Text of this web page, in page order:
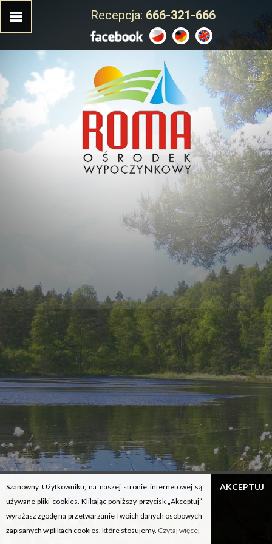
Recepcja: 666-321-666
Przedsiębiorstwo Turystyczne ROMAspółka z ograniczoną
odpowiedzialnością jest beneficjentem Subwencji Finansowej
udzielonej przez Polski Fundusz Rozwoju S.A. w ramach Tarczy finansowej
2.0 Polskiego Funduszu Rozwoju dla Mikro, Małych i Średnich Firm.
Copyright © Ośrodek Wczasowy ROMA © 2015
NOVEO INTERACTIVE OK INTERACTIVE
Szanowny Użytkowniku, na naszej stronie internetowej są
używane pliki cookies. Klikając poniższy przycisk „Akceptuj”
wyrażasz zgodę na przetwarzanie Twoich danych osobowych
zapisanych w plikach cookies, które stosujemy. Czytaj więcej
AKCEPTUJ